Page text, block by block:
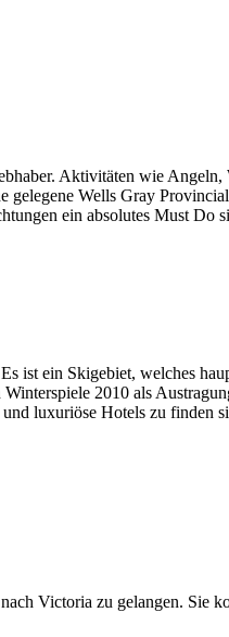
Aktivitäten wie
Wells Gray
ein absolutes Must Do
ist ein Skigebiet, welches
2010 als
luxuriöse Hotels zu finden
Victoria zu gelangen. Sie